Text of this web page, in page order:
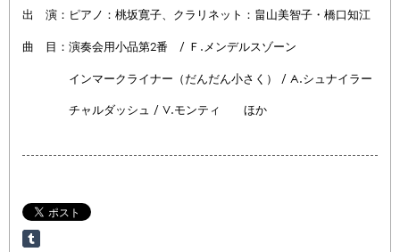
出 演：ピアノ：桃坂寛子、クラリネット： 畠山美智子・橋口知江
曲 目：演奏会用小品第2番 / Ｆ.メンデルスゾーン
インマークライナー（だんだん小さく） / A.シュナイラー
チャルダッシュ / V.モンティ ほか